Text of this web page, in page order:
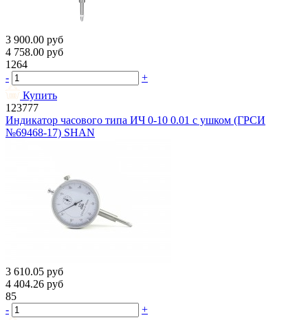
3 900.00 руб
4 758.00 руб
1264
-
+
Купить
123777
Индикатор часового типа ИЧ 0-10 0.01 с ушком (ГРСИ
№69468-17) SHAN
3 610.05 руб
4 404.26 руб
85
-
+